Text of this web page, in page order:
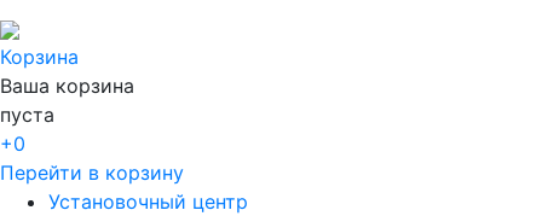
Корзина
Ваша корзина
пуста
+0
Перейти в корзину
Установочный центр